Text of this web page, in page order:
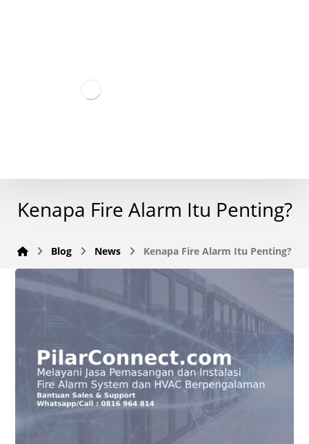
Kenapa Fire Alarm Itu Penting?
Blog News Kenapa Fire Alarm Itu Penting?